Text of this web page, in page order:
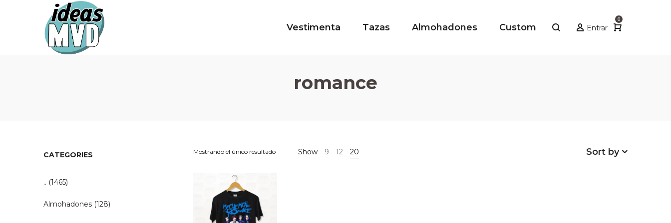
Ideas
Ideas Entrar
0
Vestimenta Tazas Almohadones Custom
romance
Mostrando el único resultado Show 9 12 20 Sort by
CATEGORIES
.. (1465)
Almohadones (128)